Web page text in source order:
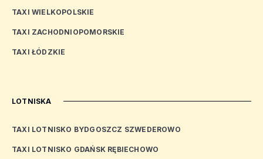
TAXI WIELKOPOLSKIE
TAXI ZACHODNIOPOMORSKIE
TAXI ŁÓDZKIE
LOTNISKA
TAXI LOTNISKO BYDGOSZCZ SZWEDEROWO
TAXI LOTNISKO GDAŃSK RĘBIECHOWO